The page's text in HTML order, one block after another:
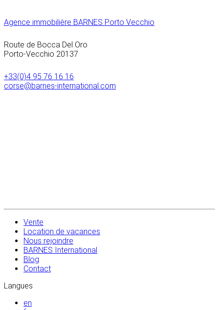
Agence immobilière BARNES Porto Vecchio
Route de Bocca Del Oro
Porto-Vecchio 20137
+33(0)4 95 76 16 16
corse@barnes-international.com
Vente
Location de vacances
Nous rejoindre
BARNES International
Blog
Contact
Langues
en